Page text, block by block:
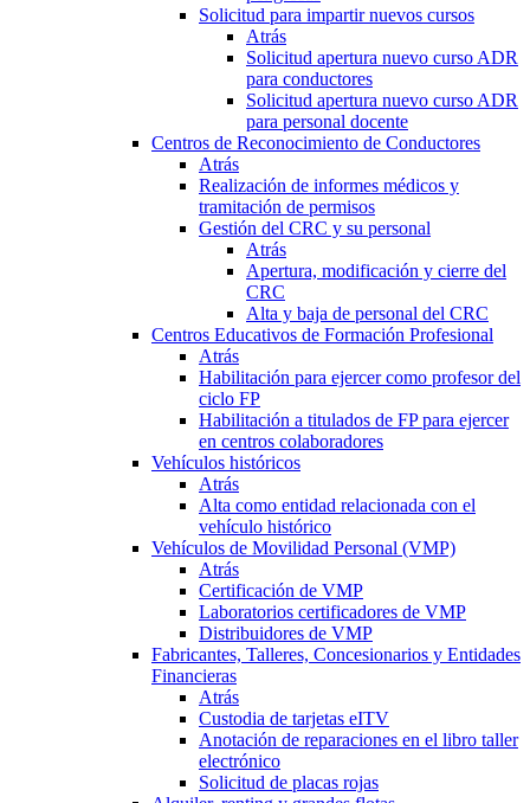
Solicitud para impartir nuevos cursos
Atrás
Solicitud apertura nuevo curso ADR
para conductores
Solicitud apertura nuevo curso ADR
para personal docente
Centros de Reconocimiento de Conductores
Atrás
Realización de informes médicos y
tramitación de permisos
Gestión del CRC y su personal
Atrás
Apertura, modificación y cierre del
CRC
Alta y baja de personal del CRC
Centros Educativos de Formación Profesional
Atrás
Habilitación para ejercer como profesor del
ciclo FP
Habilitación a titulados de FP para ejercer
en centros colaboradores
Vehículos históricos
Atrás
Alta como entidad relacionada con el
vehículo histórico
Vehículos de Movilidad Personal (VMP)
Atrás
Certificación de VMP
Laboratorios certificadores de VMP
Distribuidores de VMP
Fabricantes, Talleres, Concesionarios y Entidades
Financieras
Atrás
Custodia de tarjetas eITV
Anotación de reparaciones en el libro taller
electrónico
Solicitud de placas rojas